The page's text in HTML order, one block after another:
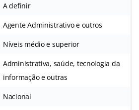
A definir
Agente Administrativo e outros
Níveis médio e superior
Administrativa, saúde, tecnologia da
informação e outras
Nacional